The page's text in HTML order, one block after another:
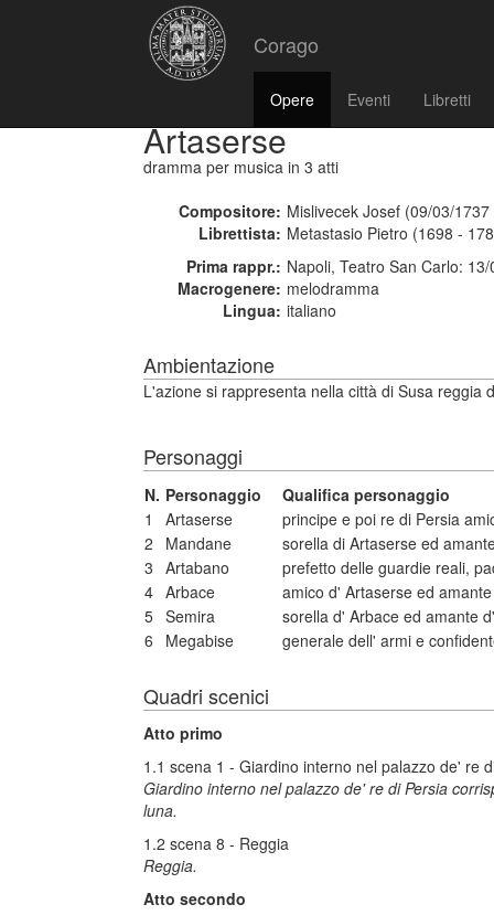
Corago
Opere Eventi Libretti
Artaserse
dramma per musica in 3 atti
Compositore: Mislivecek Josef (09/03/
Librettista: Metastasio Pietro (1698 -
Prima rappr.: Napoli, Teatro San Carlo:
Macrogenere: melodramma
Lingua: italiano
Ambientazione
L'azione si rappresenta nella città di Susa reggia
Personaggi
N. Personaggio
Qualifica personaggio
1
Artaserse
principe e poi re di Persia
2
Mandane
sorella di Artaserse ed
3 Artabano
prefetto delle guardie reali,
4 Arbace
amico d' Artaserse ed
5 Semira
sorella d' Arbace ed amante
6
Megabise generale dell' armi e
Quadri scenici
Atto primo
1.1 scena 1 - Giardino interno nel palazzo de' re
Giardino interno nel palazzo de' re di Persia
luna.
1.2 scena 8 - Reggia
Reggia.
Atto secondo